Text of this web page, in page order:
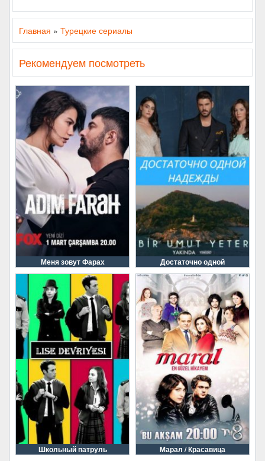
Главная » Турецкие сериалы
Рекомендуем посмотреть
Меня зовут Фарах Достаточно одной
Школьный патруль Марал / Красавица